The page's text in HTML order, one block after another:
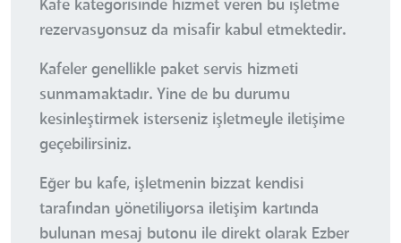
Kafe kategorisinde hizmet veren bu işletme
rezervasyonsuz da misafir kabul etmektedir.
Kafeler genellikle paket servis hizmeti
sunmamaktadır. Yine de bu durumu
kesinleştirmek isterseniz işletmeyle iletişime
geçebilirsiniz.
Eğer bu kafe, işletmenin bizzat kendisi
tarafından yönetiliyorsa iletişim kartında
bulunan mesaj butonu ile direkt olarak Ezber